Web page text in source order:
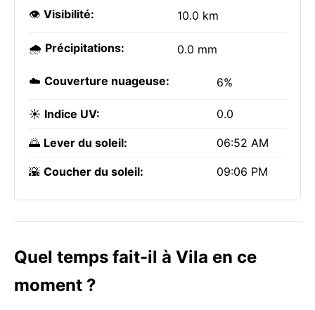
👁️ Visibilité: 10.0 km
🌧️ Précipitations: 0.0 mm
☁️ Couverture nuageuse: 6%
☀️ Indice UV: 0.0
🌅 Lever du soleil: 06:52 AM
🌇 Coucher du soleil: 09:06 PM
Quel temps fait-il à Vila en ce
moment ?